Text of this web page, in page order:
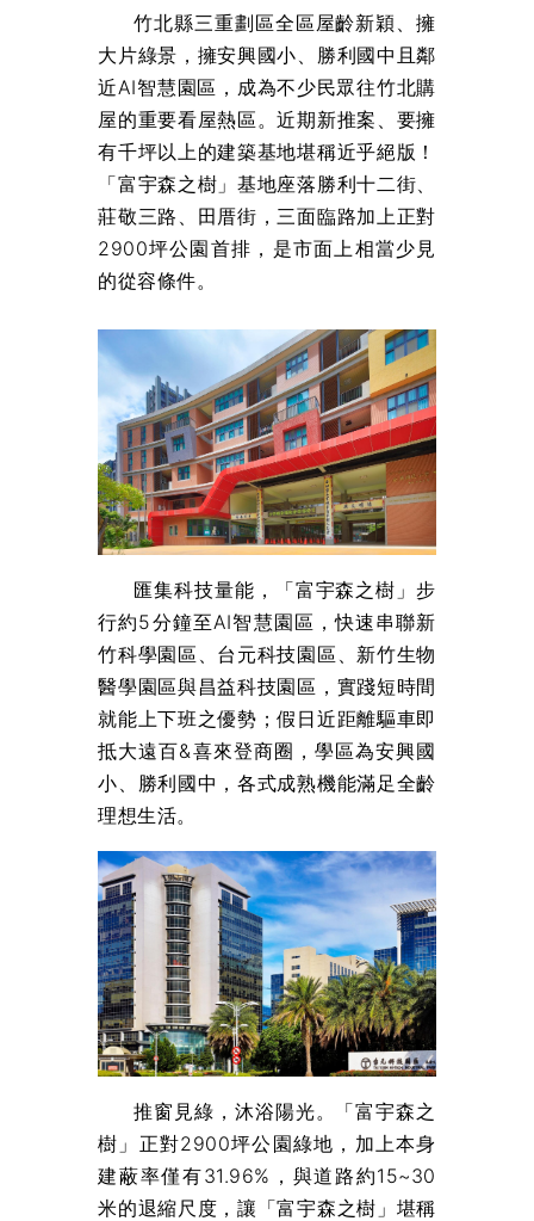
竹北縣三重劃區全區屋齡新穎、擁
大片綠景，擁安興國小、勝利國中且鄰
近AI智慧園區，成為不少民眾往竹北購
屋的重要看屋熱區。近期新推案、要擁
有千坪以上的建築基地堪稱近乎絕版！
「富宇森之樹」基地座落勝利十二街、
莊敬三路、田厝街，三面臨路加上正對
2900坪公園首排，是市面上相當少見
的從容條件。
匯集科技量能，「富宇森之樹」步
行約5分鐘至AI智慧園區，快速串聯新
竹科學園區、台元科技園區、新竹生物
醫學園區與昌益科技園區，實踐短時間
就能上下班之優勢；假日近距離驅車即
抵大遠百&喜來登商圈，學區為安興國
小、勝利國中，各式成熟機能滿足全齡
理想生活。
推窗見綠，沐浴陽光。「富宇森之
樹」正對2900坪公園綠地，加上本身
建蔽率僅有31.96%，與道路約15~30
米的退縮尺度，讓「富宇森之樹」堪稱